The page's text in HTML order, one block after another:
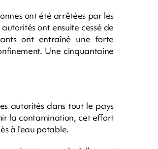
ont été arrêtées par les
ont ensuite cessé de
ont entraîné une forte
Une cinquantaine
autorités dans tout le pays
la contamination, cet effort
à l'eau potable.